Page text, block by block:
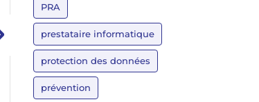
Test : Quel adepte de l’écologie digitale êtes-
Lire plus
PRA
prestataire informatique
protection des données
prévention